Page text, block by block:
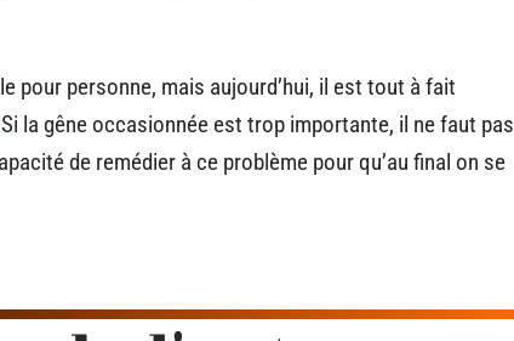
pour personne, mais aujourd’hui, il est tout à fait
la gêne occasionnée est trop importante, il ne faut pas
de remédier à ce problème pour qu’au final on se